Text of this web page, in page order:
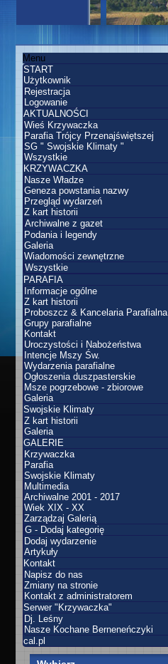
Menu
START
Użytkownik
Rejestracja
Logowanie
AKTUALNOŚCI
Wieś Krzywaczka
Parafia Trójcy Przenajświętszej
SG " Swojskie Klimaty "
Wszystkie
KRZYWACZKA
Nasze Władze
Geneza powstania nazwy
Przegląd wydarzeń
Z kart historii
Archiwalne z gazet
Podania i legendy
Galeria
Wiadomości zewnętrzne
Wszystkie
PARAFIA
Informacje ogólne
Z kart historii
Proboszcz & Kancelaria Parafialna
Grupy parafialne
Kontakt
Uroczystości i Nabożeństwa
Intencje Mszy Św.
Wydarzenia parafialne
Ogłoszenia duszpasterskie
Msze pogrzebowe - zbiorowe
Galeria
Swojskie Klimaty
Z kart historii
Galeria
GALERIE
Krzywaczka
Parafia
Swojskie Klimaty
Multimedia
Archiwalne 2001 - 2017
Wiek XIX - XX
Zarządzaj Galerią
G - Dodaj kategorię
Dodaj wydarzenie
Artykuły
Kontakt
Napisz do nas
Zmiany na stronie
Kontakt z administratorem
Serwer "Krzywaczka"
Dj. Leśny
Nasze Kochane Berneneńczyki
cal.pl